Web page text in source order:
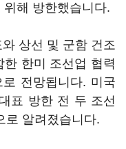
해 방한했습니다.
상선 및 군함 건조
한 한미 조선업 협력
전망됩니다. 미국
표 방한 전 두 조선
로 알려졌습니다.